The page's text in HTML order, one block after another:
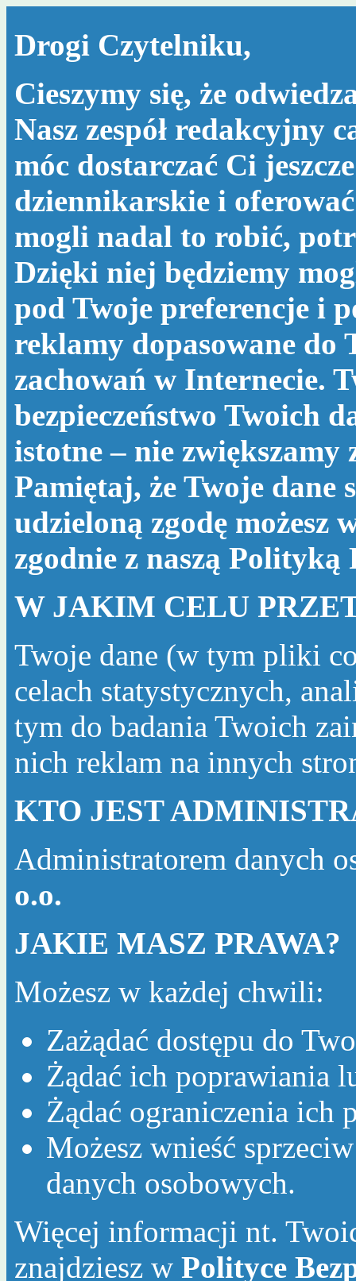
Drogi Czytelniku,
Cieszymy się, że
Nasz zespół redakcyjny
móc dostarczać Ci
dziennikarskie i oferować
mogli nadal to robić,
Dzięki niej będziemy
pod Twoje preferencje i
reklamy dopasowane do
zachowań w Internecie.
bezpieczeństwo Twoich
istotne – nie
Pamiętaj, że Twoje dane
udzieloną zgodę możesz
zgodnie z naszą Polityką
W JAKIM CELU
Twoje dane (w tym pliki
celach statystycznych,
tym do badania Twoich
nich reklam na innych
KTO JEST
Administratorem danych
o.o.
JAKIE MASZ PRAWA?
Możesz w każdej chwili:
Zażądać dostępu do
Żądać ich poprawiania
Żądać ograniczenia ich
Możesz wnieść
danych osobowych.
Więcej informacji nt.
znajdziesz w Polityce